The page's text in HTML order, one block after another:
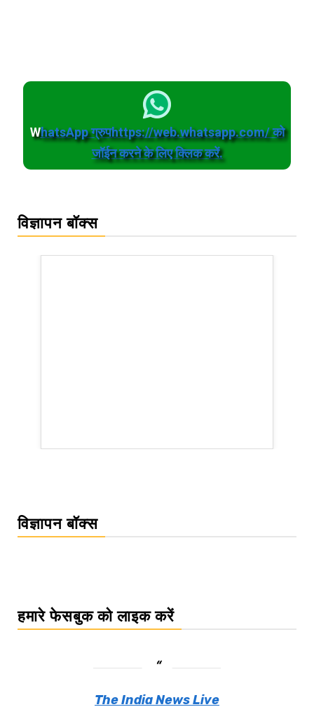
WhatsApp ग्रुपhttps://web.whatsapp.com/ को
जॉईन करने के लिए क्लिक करें.
विज्ञापन बॉक्स
विज्ञापन बॉक्स
हमारे फेसबुक को लाइक करें
The India News Live